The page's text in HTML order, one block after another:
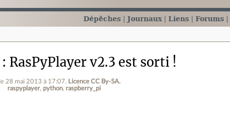
Dépêches Journaux Liens Forums
RasPyPlayer v2.3 est sorti !
le 28 mai 2013 à 17:07. Licence CC By‑SA.
raspyplayer python raspberry_pi